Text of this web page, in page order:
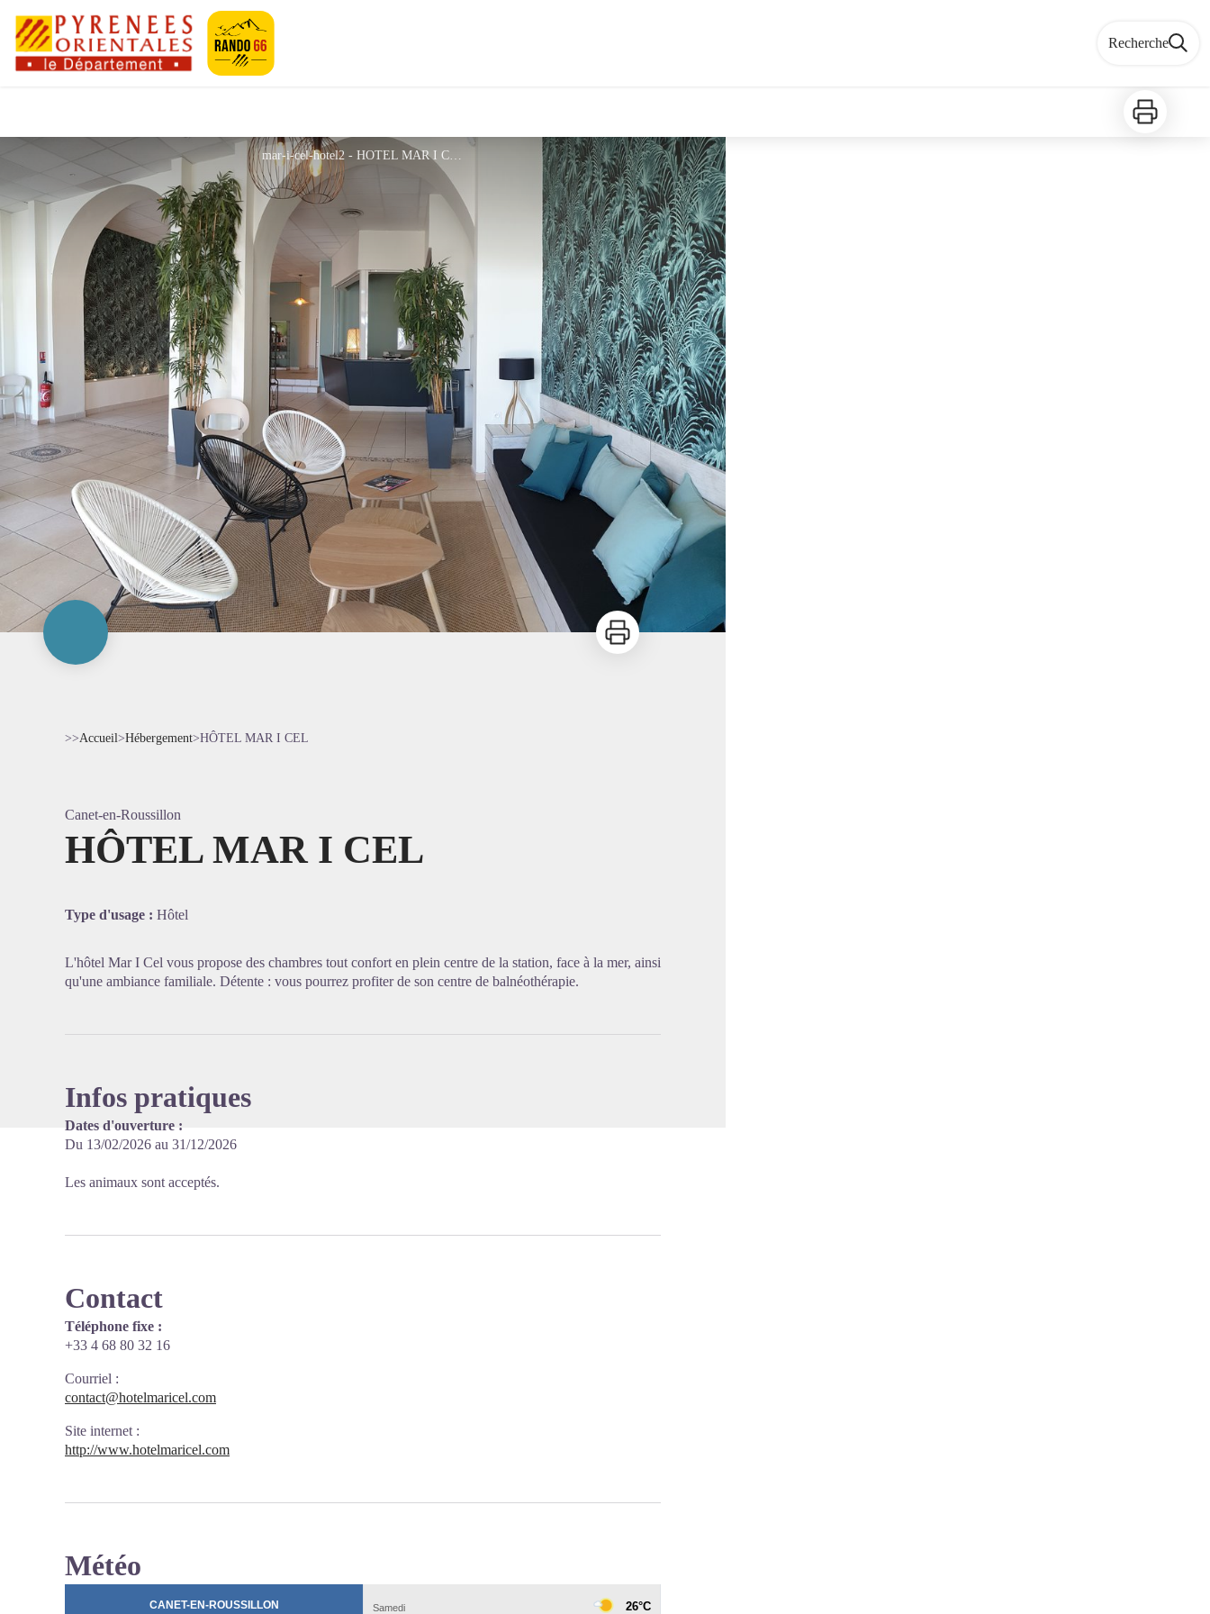
Recherche
Imprimer
mar-i-cel-hotel2 - HOTEL MAR I CEL
Imprimer
>>Accueil>Hébergement>HÔTEL MAR I CEL
Canet-en-Roussillon
HÔTEL MAR I CEL
Type d'usage : Hôtel
L'hôtel Mar I Cel vous propose des chambres tout confort en plein centre de la station, face à la mer, ainsi
qu'une ambiance familiale. Détente : vous pourrez profiter de son centre de balnéothérapie.
Infos pratiques
Dates d'ouverture :
Du 13/02/2026 au 31/12/2026
Les animaux sont acceptés.
Contact
Téléphone fixe :
+33 4 68 80 32 16
Courriel :
contact@hotelmaricel.com
Site internet :
http://www.hotelmaricel.com
Météo